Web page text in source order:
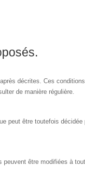
décrites. Ces
de manière régulière.
peut être toutefois décidée
être modifiées à